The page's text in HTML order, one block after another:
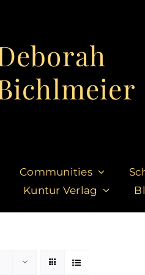
Communities
Kuntur Verlag